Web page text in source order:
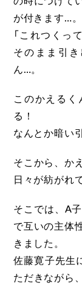
が付きます…。
「これつくっ
そのまま引
ん…。
このかえるく
る！
なんとか暗い
そこから、か
日々が紡がれ
そこでは、A
で互いの主体
きました。
佐藤寛子先生
ただきながら